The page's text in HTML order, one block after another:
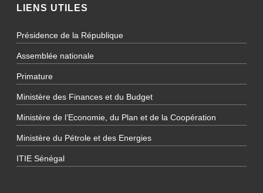
LIENS UTILES
Présidence de la République
Assemblée nationale
Primature
Ministère des Finances et du Budget
Ministère de l’Economie, du Plan et de la Coopération
Ministère du Pétrole et des Energies
ITIE Sénégal